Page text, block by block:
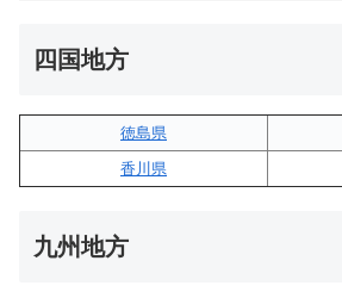
四国地方
徳島県
香川県
九州地方